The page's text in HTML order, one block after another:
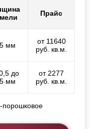
Прайс
мм
от 11640
руб. кв.м.
до
мм
от 2277
руб. кв.м.